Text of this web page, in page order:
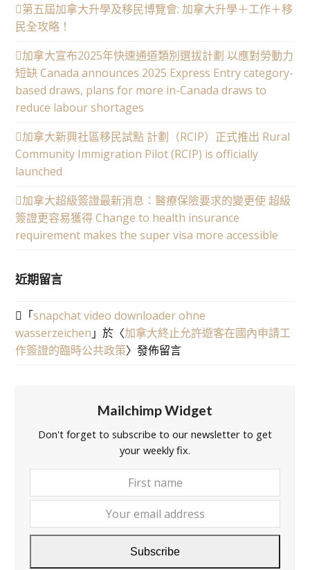
第五屆加拿大升學及移民博覽會: 加拿大升學＋工作＋移
民全攻略！
加拿大宣布2025年快速通道類別選拔計劃 以應對勞動力
短缺 Canada announces 2025 Express Entry category-
based draws, plans for more in-Canada draws to
reduce labour shortages
加拿大新興社區移民試點 計劃（RCIP）正式推出 Rural
Community Immigration Pilot (RCIP) is officially
launched
加拿大超級簽證最新消息：醫療保險要求的變更使 超級
簽證更容易獲得 Change to health insurance
requirement makes the super visa more accessible
近期留言
「snapchat video downloader ohne
wasserzeichen 」於〈加拿大終止允許遊客在國內申請工
作簽證的臨時公共政策〉發佈留言
Mailchimp Widget
Don't forget to subscribe to our newsletter to get
your weekly fix.
name
email
Subscribe